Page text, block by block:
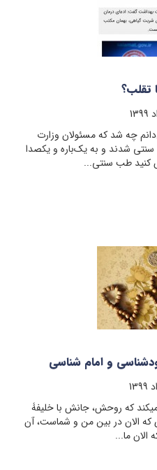
تقلب؟
چه شد که مسئولان وزارت
شدند و به یک‌باره و یکصدا
کنید طب سنتی...
و امام شناسی
که روحش، جانش با خلیفۀ
­ای که الان در بین من و شماست، آن
الان ما...